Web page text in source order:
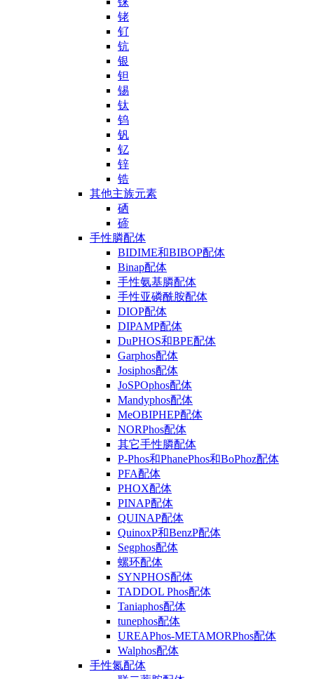
铑
钌
钪
银
钽
锡
钛
钨
钒
钇
锌
锆
其他主族元素
硒
碲
手性膦配体
BIDIME和BIBOP配体
Binap配体
手性氨基膦配体
手性亚磷酰胺配体
DIOP配体
DIPAMP配体
DuPHOS和BPE配体
Garphos配体
Josiphos配体
JoSPOphos配体
Mandyphos配体
MeOBIPHEP配体
NORPhos配体
其它手性膦配体
P-Phos和PhanePhos和BoPhoz配体
PFA配体
PHOX配体
PINAP配体
QUINAP配体
QuinoxP和BenzP配体
Segphos配体
螺环配体
SYNPHOS配体
TADDOL Phos配体
Taniaphos配体
tunephos配体
UREAPhos-METAMORPhos配体
Walphos配体
手性氮配体